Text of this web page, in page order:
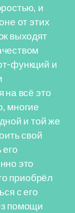
и
от этих
выходят
функций и
на всё это
многие
и той же
свой
это
приобрёл
с его
помощи